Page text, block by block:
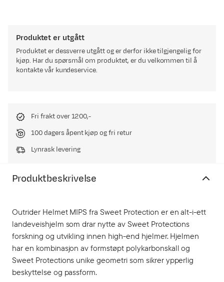
Produktet er utgått
Produktet er dessverre utgått og er derfor ikke tilgjengelig for
kjøp. Har du spørsmål om produktet, er du velkommen til å
kontakte vår kundeservice.
Fri frakt over 1200,-
100 dagers åpent kjøp og fri retur
Lynrask levering
Produktbeskrivelse
Outrider Helmet MIPS fra Sweet Protection er en alt-i-ett
landeveishjelm som drar nytte av Sweet Protections
forskning og utvikling innen high-end hjelmer. Hjelmen
har en kombinasjon av formstøpt polykarbonskall og
Sweet Protections unike geometri som sikrer ypperlig
beskyttelse og passform.